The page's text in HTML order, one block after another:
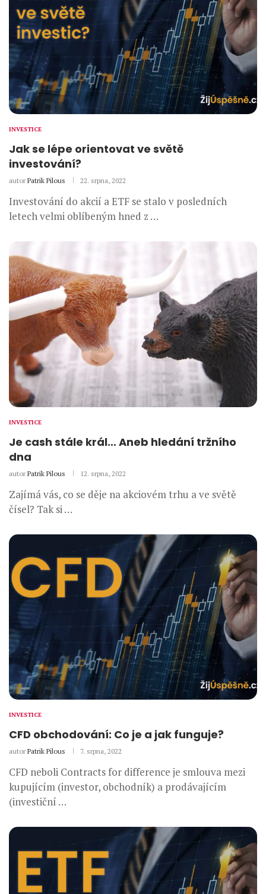
INVESTICE
Jak se lépe orientovat ve světě
investování?
autor Patrik Pilous 22. srpna, 2022
Investování do akcií a ETF se stalo v posledních
letech velmi oblíbeným hned z …
INVESTICE
Je cash stále král… Aneb hledání tržního
dna
autor Patrik Pilous 12. srpna, 2022
Zajímá vás, co se děje na akciovém trhu a ve světě
čísel? Tak si …
INVESTICE
CFD obchodování: Co je a jak funguje?
autor Patrik Pilous 7. srpna, 2022
CFD neboli Contracts for difference je smlouva mezi
kupujícím (investor, obchodník) a prodávajícím
(investiční …